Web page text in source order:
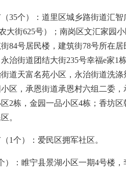
35个）：道里区城乡路街道汇
大街625号）；南岗区文汇家园
84号居民楼，建筑街78号所在
治街道团结大街235号幸福e家
道天富名苑小区，永治街道洗
区，承恩街道承恩村六组二委
2栋，金园一品小区4栋；香坊
。
1个）：爱民区拥军社区。
）：睢宁县景湖小区一期4号楼，